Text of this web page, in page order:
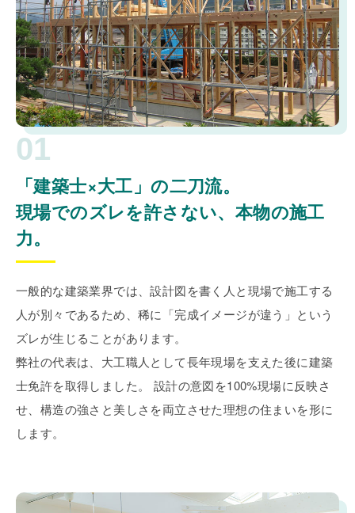
01
「建築士×大工」の二刀流。
現場でのズレを許さない、本物の施工
力。
一般的な建築業界では、設計図を書く人と現場で施工する
人が別々であるため、稀に「完成イメージが違う」という
ズレが生じることがあります。
弊社の代表は、大工職人として長年現場を支えた後に建築
士免許を取得しました。 設計の意図を100%現場に反映さ
せ、構造の強さと美しさを両立させた理想の住まいを形に
します。